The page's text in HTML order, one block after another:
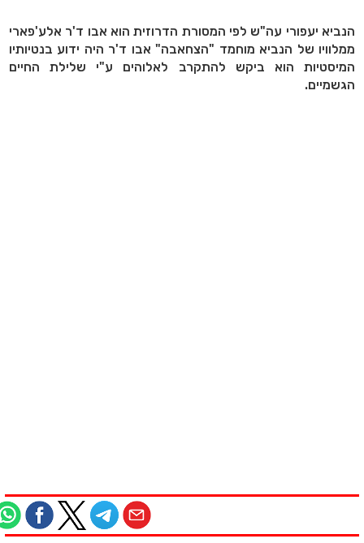
הנביא יעפורי עה"ש לפי המסורת הדרוזית הוא אבו ד'ר אלע'פארי
ממלוויו של הנביא מוחמד "הצחאבה" אבו ד'ר היה ידוע בנטיותיו
המיסטיות הוא ביקש להתקרב לאלוהים ע"י שלילת החיים
הגשמיים.